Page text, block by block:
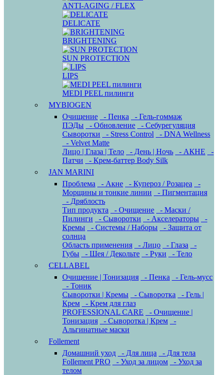
ANTI-AGING / FLEX
DELICATE
BRIGHTENING
SUN PROTECTION
LIPS
MEDI PEEL пилинги
MYBIOGEN
Очищение
- Пенка
- Гель-гоммаж
ПЭДы
- Обновление
- Себурегуляция
Сыворотки
- Stress Control
- DNA Wellness
- Velvet Matte
Лицо | Глаза | Тело
- День | Ночь - АКНЕ
-
Патчи
- Крем-баттер Body Silk
JAN MARINI
Проблема
- Акне - Купероз / Розацеа
-
Морщины и тонкие линии
- Пигментация
- Дряблость
Тип продукта
- Очищение
- Маски /
Пилинги
- Сыворотки - Акселераторы
-
Кремы
- Системы / Наборы
- Защита от
солнца
Область применения
- Лицо - Глаза
-
Губы
- Шея / Декольте - Руки
- Тело
CELLABEL
Очищение | Тонизация
- Пенка
- Гель-мусс
- Тоник
Сыворотки | Кремы
- Сыворотка
- Гель |
Крем
- Крем для глаз
PROFESSIONAL CARE
- Очищение |
Тонизация
- Сыворотка | Крем
-
Альгинатные маски
Follement
Домашний уход
- Для лица
- Для тела
Follement PRO
- Уход за лицом
- Уход за
телом